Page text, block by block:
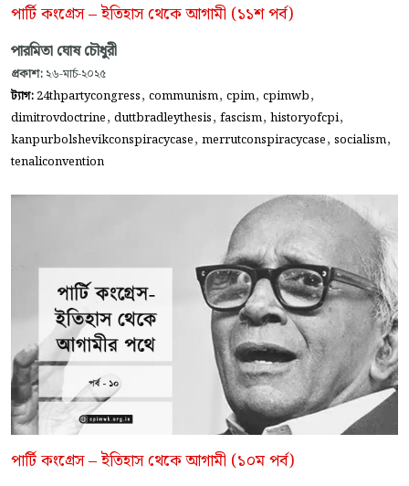
পার্টি কংগ্রেস – ইতিহাস থেকে আগামী (১১শ পর্ব)
পারমিতা ঘোষ চৌধুরী
প্রকাশ: ২৬-মার্চ-২০২৫
ট্যাগ: 24thpartycongress, communism, cpim, cpimwb,
dimitrovdoctrine, duttbradleythesis, fascism, historyofcpi,
kanpurbolshevikconspiracycase, merrutconspiracycase, socialism,
tenaliconvention
পার্টি কংগ্রেস – ইতিহাস থেকে আগামী (১০ম পর্ব)